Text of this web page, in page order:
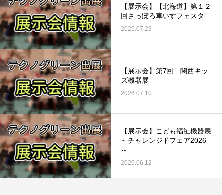
【展示会】【北海道】第１２
回さっぽろ車いすフェスタ
2026.07.23
【展示会】第7回 関西キッ
ズ機器展
2026.07.10
【展示会】こども福祉機器展
～チャレンジドフェア2026
～
2026.06.12